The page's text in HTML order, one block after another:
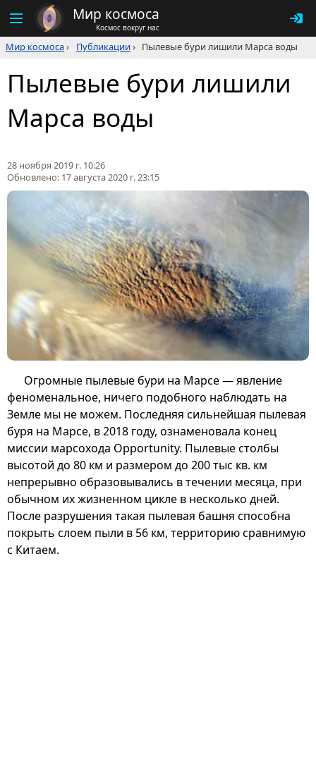
Мир космоса
Космос вокруг нас
Мир космоса› Публикации› Пылевые бури лишили Марса воды
Пылевые бури лишили
Марса воды
28 ноября 2019 г. 10:26
Обновлено: 17 августа 2020 г. 23:15
Огромные пылевые бури на Марсе — явление
феноменальное, ничего подобного наблюдать на
Земле мы не можем. Последняя сильнейшая пылевая
буря на Марсе, в 2018 году, ознаменовала конец
миссии марсохода Opportunity. Пылевые столбы
высотой до 80 км и размером до 200 тыс кв. км
непрерывно образовывались в течении месяца, при
обычном их жизненном цикле в несколько дней.
После разрушения такая пылевая башня способна
покрыть слоем пыли в 56 км, территорию сравнимую
с Китаем.